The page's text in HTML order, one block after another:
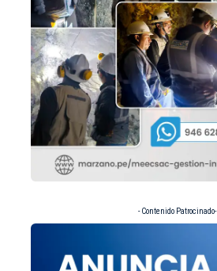
- Contenido Patrocinado-